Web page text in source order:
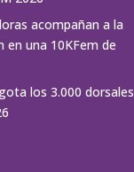
acompañan a la
en una 10KFem de
los 3.000 dorsales